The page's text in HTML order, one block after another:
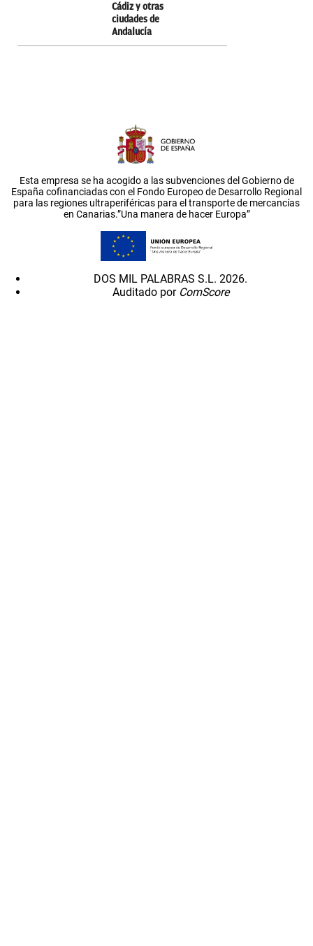
Cádiz y otras
ciudades de
Andalucía
Esta empresa se ha acogido a las subvenciones del Gobierno de
España cofinanciadas con el Fondo Europeo de Desarrollo Regional
para las regiones ultraperiféricas para el transporte de mercancías
en Canarias.”Una manera de hacer Europa”
DOS MIL PALABRAS S.L. 2026.
Auditado por ComScore